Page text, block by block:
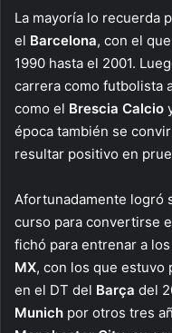
La mayoría lo recuerda
el Barcelona, con el
1990 hasta el 2001.
carrera como futbolista
como el Brescia Calcio
época también se
resultar positivo en
Afortunadamente logró
curso para convertirse
fichó para entrenar a los
MX, con los que estuvo
en el DT del Barça del
Munich por otros tres